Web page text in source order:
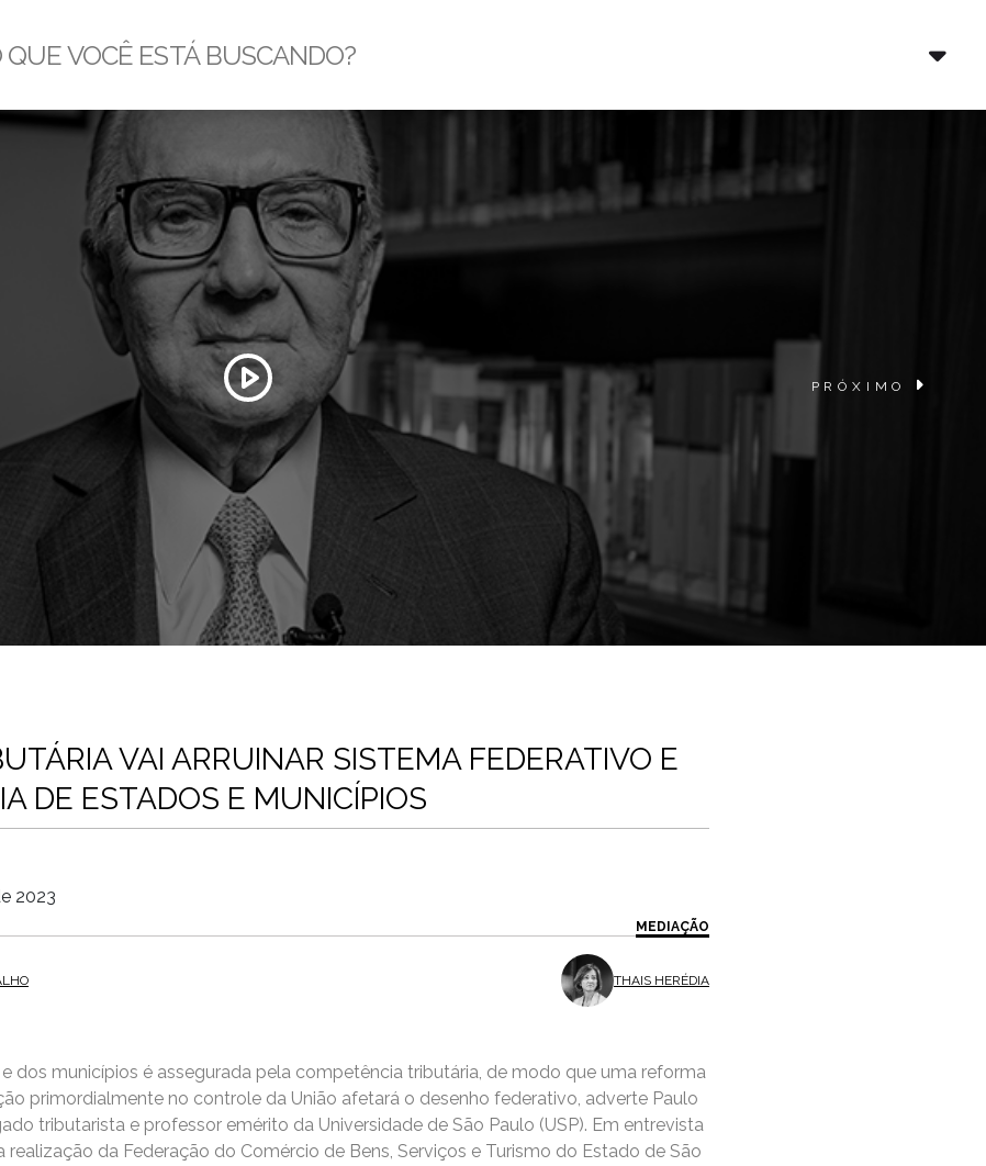
PRÓXIMO
VAI ARRUINAR SISTEMA FEDERATIVO E
DE ESTADOS E MUNICÍPIOS
2023
MEDIAÇÃO
THAIS HERÉDIA
dos municípios é assegurada pela competência tributária, de modo que uma reforma
primordialmente no controle da União afetará o desenho federativo, adverte Paulo
tributarista e professor emérito da Universidade de São Paulo (USP). Em entrevista
realização da Federação do Comércio de Bens, Serviços e Turismo do Estado de São